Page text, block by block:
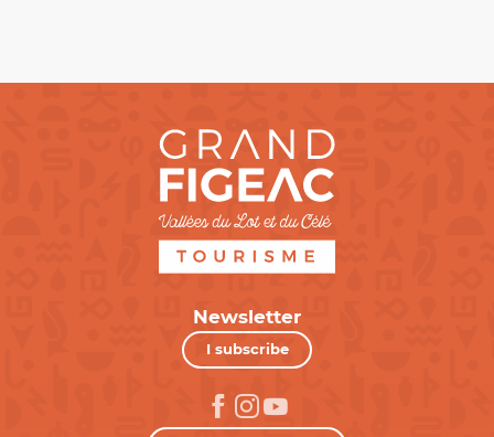
Newsletter
I subscribe